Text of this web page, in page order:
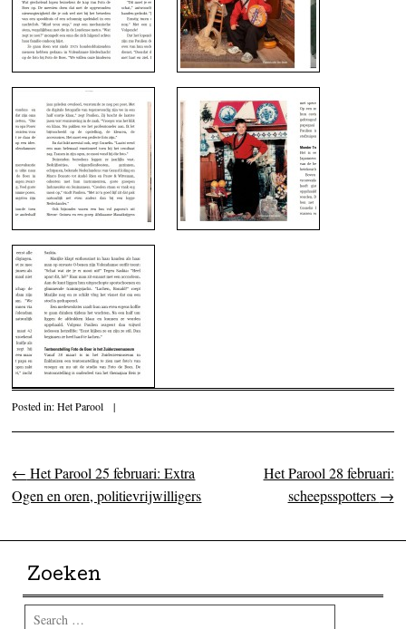
Posted in:Het Parool |
Post navigation
← Het Parool 25 februari: Extra
Ogen en oren, politievrijwilligers
Het Parool 28 februari:
scheepsspotters →
Zoeken
Search